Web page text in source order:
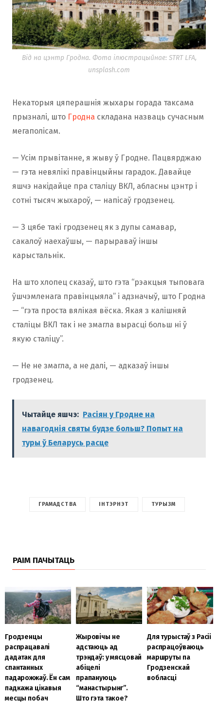
Від на цэнтр Гродна. Фота ілюстрацыйнае: STRT LFA,
unsplash.com
Некаторыя цяперашнія жыхары горада таксама
прызналі, што Гродна складана назваць сучасным
мегаполісам.
— Усім прывітанне, я жыву ў Гродне. Пацвярджаю
— гэта невялікі правінцыйны гарадок. Давайце
яшчэ накідайце пра сталіцу ВКЛ, абласны цэнтр і
сотні тысяч жыхароў, — напісаў гродзенец.
— З цябе такі гродзенец як з дупы самавар,
сакалоў наехаўшы, — парыраваў іншы
карыстальнік.
На што хлопец сказаў, што гэта “рэакцыя тыповага
ўшчэмленага правінцыяла” і адзначыў, што Гродна
— “гэта проста вялікая вёска. Якая з калішняй
сталіцы ВКЛ так і не змагла вырасці больш ні ў
якую сталіцу”.
— Не не змагла, а не далі, — адказаў іншы
гродзенец.
Чытайце яшчэ: Расіян у Гродне на
навагоднія святы будзе больш? Попыт на
туры ў Беларусь расце
ГРАМАДСТВА ІНТЭРНЭТ ТУРЫЗМ
РАІМ ПАЧЫТАЦЬ
Гродзенцы
распрацавалі
дадатак для
спантанных
падарожжаў. Ён сам
падкажа цікавыя
месцы побач
Жыровічы не
адстаюць ад
трэндаў: у мясцовай
абіцелі
прапануюць
“манастырынг”.
Што гэта такое?
Для турыстаў з Расіі
распрацоўваюць
маршруты па
Гродзенскай
вобласці